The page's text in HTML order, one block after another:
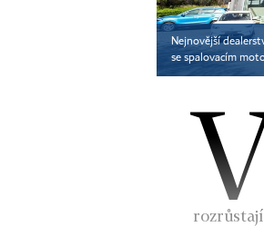
Nejnovější
se spalovacím